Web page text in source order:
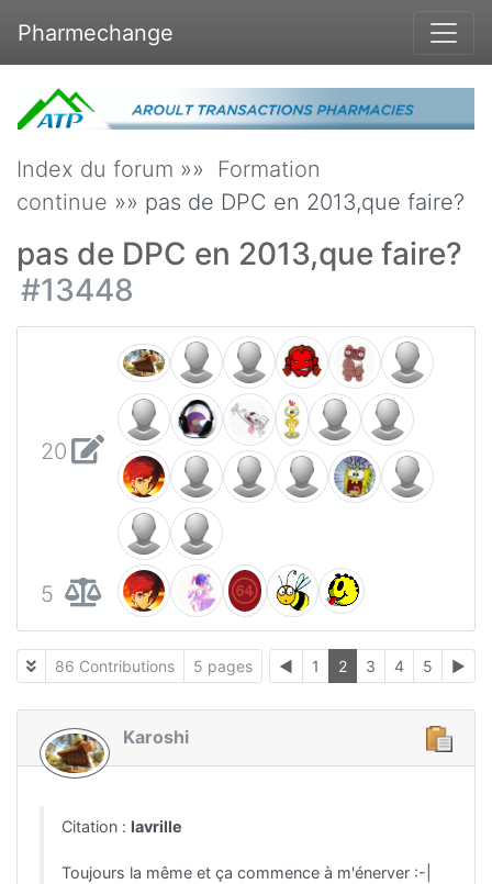
Pharmechange
Index du forum »» Formation
continue »» pas de DPC en 2013,que faire?
pas de DPC en 2013,que faire?
#13448
20
5
86 Contributions 5 pages ◄ 1 2 3 4 5 ►
Karoshi
Citation : lavrille
Toujours la même et ça commence à m'énerver :-|